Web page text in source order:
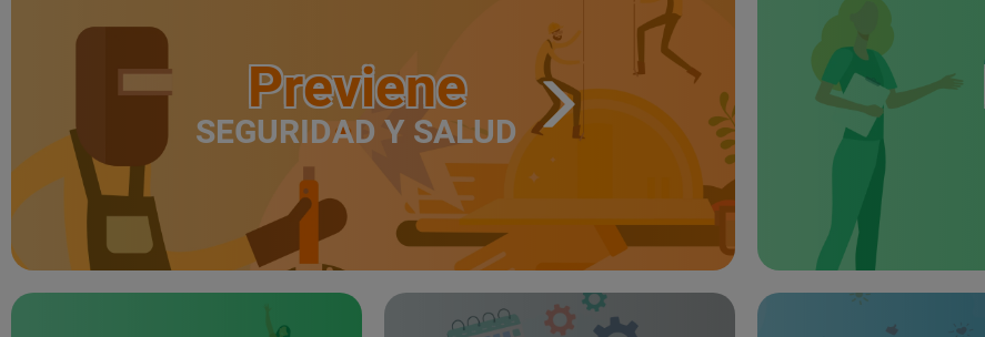
Previene
SEGURIDAD Y SALUD